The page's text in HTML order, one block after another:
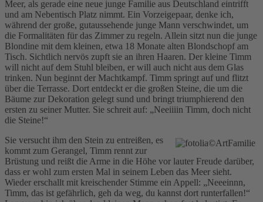
Meer, als gerade eine neue junge Familie aus Deutschland eintrifft
und am Nebentisch Platz nimmt. Ein Vorzeigepaar, denke ich,
während der große, gutaussehende junge Mann verschwindet, um
die Formalitäten für das Zimmer zu regeln. Allein sitzt nun die junge
Blondine mit dem kleinen, etwa 18 Monate alten Blondschopf am
Tisch. Sichtlich nervös zupft sie an ihren Haaren. Der kleine Timm
will nicht auf dem Stuhl bleiben, er will auch nicht aus dem Glas
trinken. Nun beginnt der Machtkampf. Timm springt auf und flitzt
über die Terrasse. Dort entdeckt er die großen Steine, die um die
Bäume zur Dekoration gelegt sund und bringt triumphierend den
ersten zu seiner Mutter. Sie schreit auf: „Neeiiiin Timm, doch nicht
die Steine!“
Sie versucht ihm den Stein zu entreißen, es
kommt zum Gerangel, Timm rennt zur
Brüstung und reißt die Arme in die Höhe vor lauter Freude darüber,
dass er wohl zum ersten Mal in seinem Leben das Meer sieht.
Wieder erschallt mit kreischender Stimme ein Appell: „Neeeinnn,
Timm, das ist gefährlich, geh da weg, du kannst dort runterfallen!“